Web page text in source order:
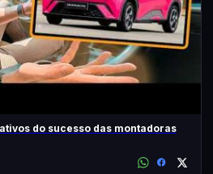
do sucesso das montadoras